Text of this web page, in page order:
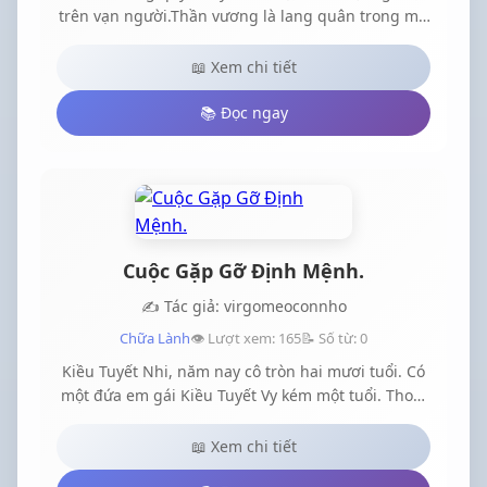
trên vạn người.Thần vương là lang quân trong mơ
của biết bao thiếu nữ nhưng không hiểu sao a
hoàn làm ấm giường cũng không có chứ nói gì
đến vương phi.Không biết từ đâu có người nghe
nói Thần vương đang che dấu một hồng nhan tri
kỷ.
📖 Xem chi tiết
📚 Đọc ngay
Cuộc Gặp Gỡ Định Mệnh.
✍️ Tác giả: virgomeoconnho
Chữa Lành👁️ Lượt xem: 165📝 Số từ: 0
Kiều Tuyết Nhi, năm nay cô tròn hai mươi tuổi. Có
một đứa em gái Kiều Tuyết Vy kém một tuổi. Thoạt
nhìn cả hai rất là giống nhau, như hai giọt nước.
Hiện tại cuộc sống cả hai rất cơ cực, cha mẹ mất
sớm, vì mưu sinh nên phải nghỉ học. Làm lụng vất
📖 Xem chi tiết